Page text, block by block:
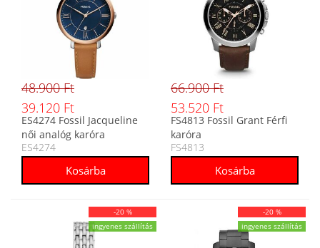
48.900 Ft
39.120 Ft
ES4274 Fossil Jacqueline
női analóg karóra
ES4274
66.900 Ft
53.520 Ft
FS4813 Fossil Grant Férfi
karóra
FS4813
-20 %
ingyenes szállítás
-20 %
ingyenes szállítás